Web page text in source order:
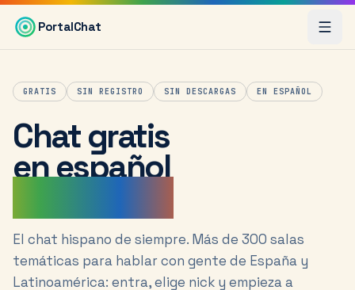
Saltar al contenido principal
PortalChat
GRATIS SIN REGISTRO SIN DESCARGAS EN ESPAÑOL
Chat gratis
en español
El chat hispano de siempre. Más de 300 salas
temáticas para hablar con gente de España y
Latinoamérica: entra, elige nick y empieza a